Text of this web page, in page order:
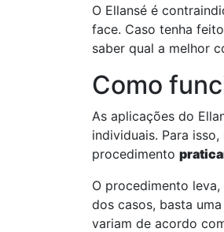
O Ellansé é
face. Caso tenha
saber qual a melhor
Como
As aplicações do
individuais. Para
procedimento
O procedimento
dos casos, basta
variam de acordo